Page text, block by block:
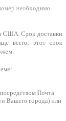
необходимо
США. Срок доставки
всего, этот срок
Почта
Вашего города) или